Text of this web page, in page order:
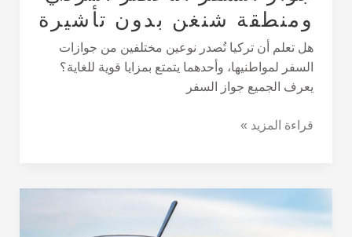
ومنطقة شنغن بدون تأشيرة
هل تعلم أن تركيا تُصدر نوعين مختلفين من جوازات
السفر لمواطنيها، وأحدهما يتمتع بمزايا قوية للغاية؟
يعرف الجميع جواز السفر
قراءة المزيد »